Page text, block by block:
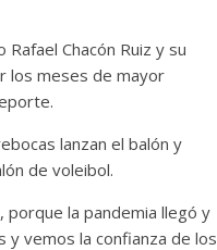
Chacón Ruiz y su
los meses de mayor
lanzan el balón y
de voleibol.
porque la pandemia llegó y
vemos la confianza de los